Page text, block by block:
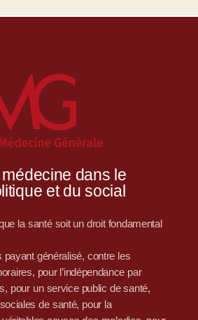
dans le
et du social
la santé soit un droit fondamental
payant généralisé, contre les
pour l’indépendance par
pour un service public de santé,
de santé, pour la